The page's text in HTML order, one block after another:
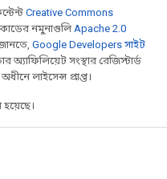
Creative Commons
নমুনাগুলিApache 2.0
Google Developers সাইট
সংস্থার রেজিস্টার্ড
লাইসেন্স প্রাপ্ত।